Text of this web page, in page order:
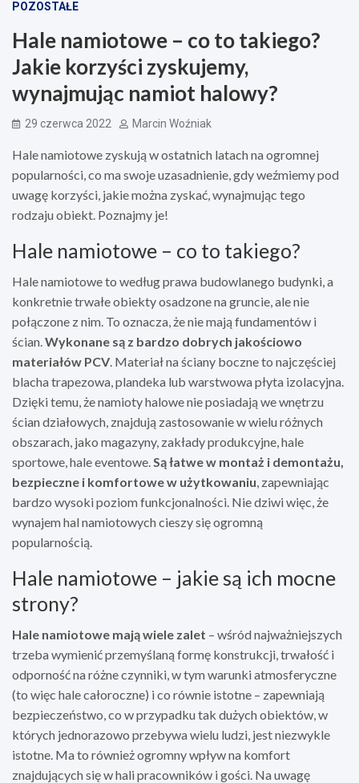
POZOSTAŁE
Hale namiotowe – co to takiego?
Jakie korzyści zyskujemy,
wynajmując namiot halowy?
29 czerwca 2022 Marcin Woźniak
Hale namiotowe zyskują w ostatnich latach na ogromnej
popularności, co ma swoje uzasadnienie, gdy weźmiemy pod
uwagę korzyści, jakie można zyskać, wynajmując tego
rodzaju obiekt. Poznajmy je!
Hale namiotowe – co to takiego?
Hale namiotowe to według prawa budowlanego budynki, a
konkretnie trwałe obiekty osadzone na gruncie, ale nie
połączone z nim. To oznacza, że nie mają fundamentów i
ścian.Wykonane są z bardzo dobrych jakościowo
materiałów PCV. Materiał na ściany boczne to najczęściej
blacha trapezowa, plandeka lub warstwowa płyta izolacyjna.
Dzięki temu, że namioty halowe nie posiadają we wnętrzu
ścian działowych, znajdują zastosowanie w wielu różnych
obszarach, jako magazyny, zakłady produkcyjne, hale
sportowe, hale eventowe.Są łatwe w montaż i demontażu,
bezpieczne i komfortowe w użytkowaniu, zapewniając
bardzo wysoki poziom funkcjonalności. Nie dziwi więc, że
wynajem hal namiotowych cieszy się ogromną
popularnością.
Hale namiotowe – jakie są ich mocne
strony?
Hale namiotowe mają wiele zalet – wśród najważniejszych
trzeba wymienić przemyślaną formę konstrukcji, trwałość i
odporność na różne czynniki, w tym warunki atmosferyczne
(to więc hale całoroczne) i co równie istotne – zapewniają
bezpieczeństwo, co w przypadku tak dużych obiektów, w
których jednorazowo przebywa wielu ludzi, jest niezwykle
istotne. Ma to również ogromny wpływ na komfort
znajdujących się w hali pracowników i gości. Na uwagę